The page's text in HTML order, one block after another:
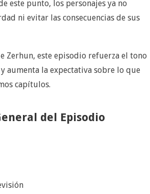
este punto, los personajes ya no
ni evitar las consecuencias de sus
Zerhun, este episodio refuerza el tono
aumenta la expectativa sobre lo que
capítulos.
del Episodio